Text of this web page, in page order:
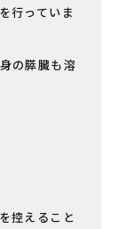
行っていま
の膵臓も溶
控えること